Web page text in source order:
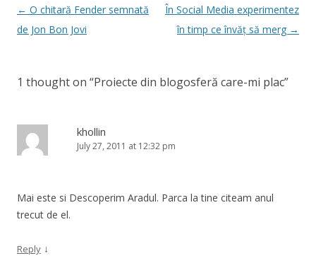
Post
navigation
← O chitară Fender semnată
de Jon Bon Jovi
În Social Media experimentez
în timp ce învăț să merg →
1 thought on “Proiecte din blogosferă care-mi plac”
khollin
July 27, 2011 at 12:32 pm
Mai este si Descoperim Aradul. Parca la tine citeam anul
trecut de el.
Reply ↓